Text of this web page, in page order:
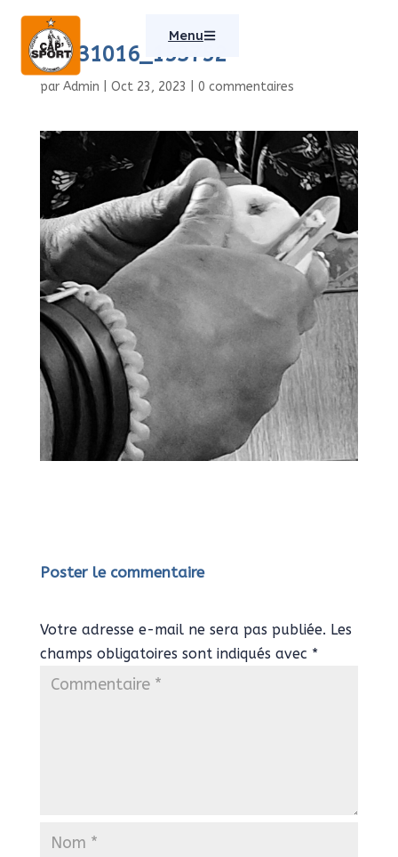
Menu
20231016_153752
par Admin Oct 23, 2023 0 commentaires
Poster le commentaire
Votre adresse e-mail ne sera pas publiée. Les
champs obligatoires sont indiqués avec *